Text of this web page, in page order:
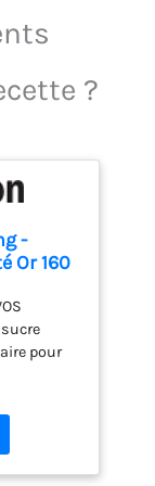
?
-
Or 160
-
sucre
pour
or.